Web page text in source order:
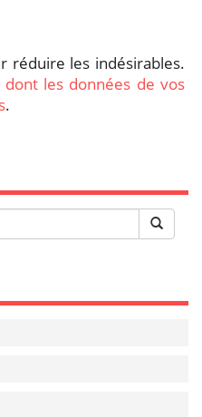
réduire les indésirables.
les données de vos
.